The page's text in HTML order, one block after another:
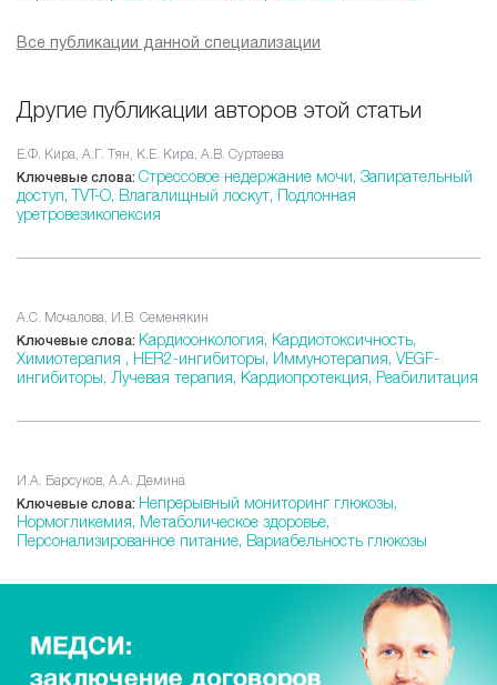
Все публикации данной специализации
Другие публикации авторов этой статьи
Е.Ф. Кира, А.Г. Тян, К.Е. Кира, А.В. Суртаева
Ключевые слова: Стрессовое недержание мочи, Запирательный
доступ,TVT-O, Влагалищный лоскут, Подлонная
уретровезикопексия
А.С. Мочалова, И.В. Семенякин
Ключевые слова: Кардиоонкология, Кардиотоксичность,
Химиотерапия , HER2-ингибиторы, Иммунотерапия, VEGF-
ингибиторы, Лучевая терапия, Кардиопротекция, Реабилитация
И.А. Барсуков, А.А. Демина
Ключевые слова: Непрерывный мониторинг глюкозы,
Нормогликемия, Метаболическое здоровье,
Персонализированное питание, Вариабельность глюкозы